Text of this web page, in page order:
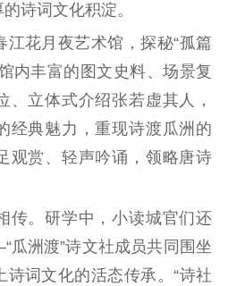
黄打非
电影工作
电影市场
关党建
化人才
诗词文化积淀。
花月夜艺术馆，探秘“孤篇
内丰富的图文史料、场景复
、立体式介绍张若虚其人，
经典魅力，重现诗渡瓜洲的
观赏、轻声吟诵，领略唐诗
。研学中，小读城官们还
洲渡”诗文社成员共同围坐
诗词文化的活态传承。“诗社